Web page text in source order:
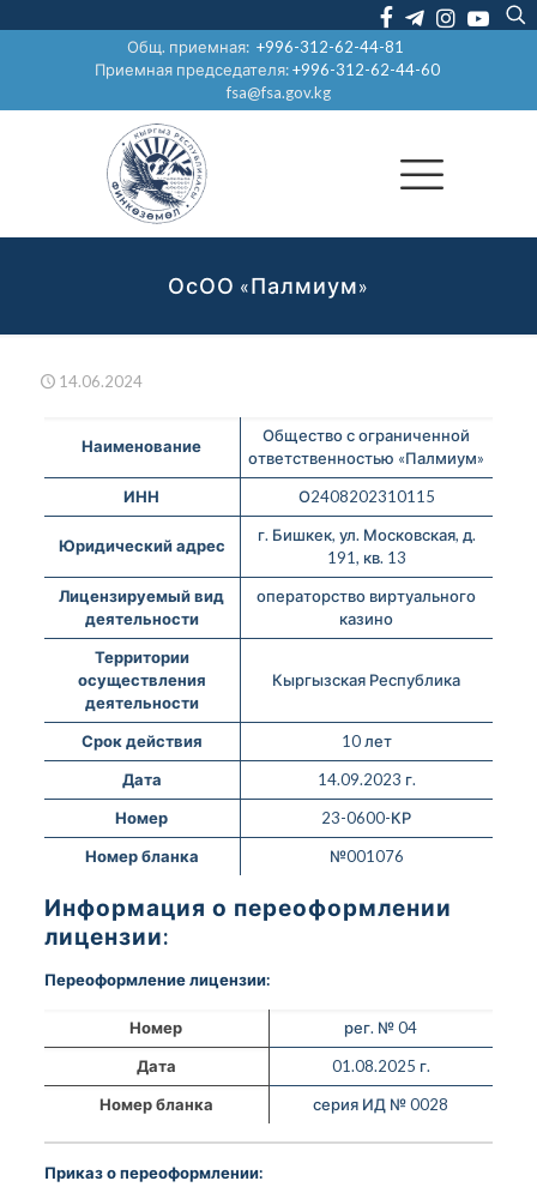
Общ. приемная:+996-312-62-44-81
Приемная председателя:+996-312-62-44-60
fsa@fsa.gov.kg
ОсОО «Палмиум»
14.06.2024
Наименование
Общество с ограниченной
ответственностью «Палмиум»
ИНН
О2408202310115
Юридический адрес
г. Бишкек, ул. Московская, д.
191, кв. 13
Лицензируемый вид
деятельности
операторство виртуального
казино
Территории
осуществления
деятельности
Кыргызская Республика
Срок действия
10 лет
Дата
14.09.2023 г.
Номер
23-0600-КР
Номер бланка
№001076
Информация о переоформлении
лицензии:
Переоформление лицензии:
Номер
рег. № 04
Дата
01.08.2025 г.
Номер бланка
серия ИД № 0028
Приказ о переоформлении: